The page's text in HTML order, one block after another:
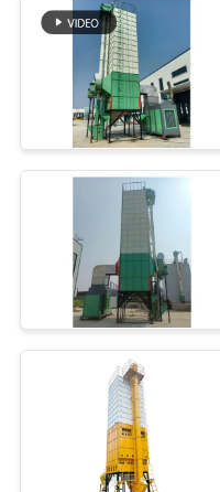
СПРОСИТЕ
ЦИТАТУ
КАРТА
САЙТА
ПОЛИТИКА
УЕДИНЕНИЯ
потока